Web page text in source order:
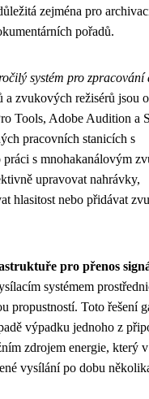
zejména pro
pořadů.
systém pro zpracování
zvukových režisérů jsou
Tools, Adobe Audition a
pracovních stanicích s
s mnohakanálovým
upravovat nahrávky,
hlasitost nebo přidávat
pro přenos
systémem
propustností. Toto řešení
výpadku jednoho z
zdrojem energie, který
vysílání po dobu